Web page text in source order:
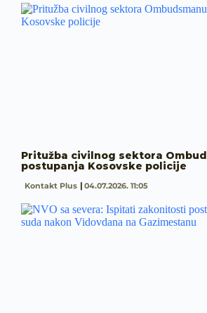
Pritužba civilnog sektora
postupanja Kosovske policije
Kontakt Plus 04.07.2026. 11:05